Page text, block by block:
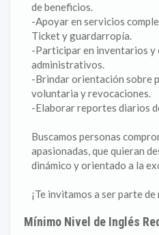
de beneficios.
-Apoyar en servicios
Ticket y guardarropía.
-Participar en inventarios y
administrativos.
-Brindar orientación sobre
voluntaria y revocaciones.
-Elaborar reportes diarios
Buscamos personas
apasionadas, que quieran
dinámico y orientado a la
¡Te invitamos a ser parte
Mínimo Nivel de Inglés